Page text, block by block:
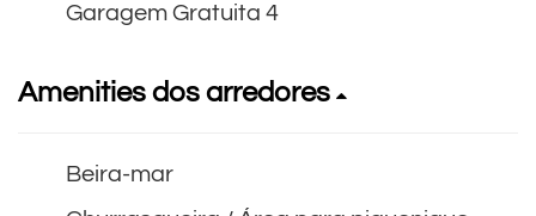
Garagem Gratuita 4
Amenities dos arredores
Beira-mar